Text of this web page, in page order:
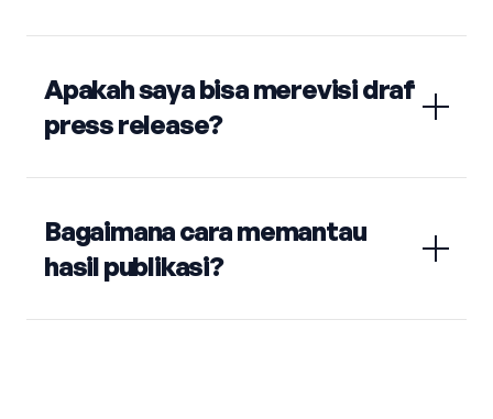
Apakah saya bisa merevisi draf
press release?
Bagaimana cara memantau
hasil publikasi?